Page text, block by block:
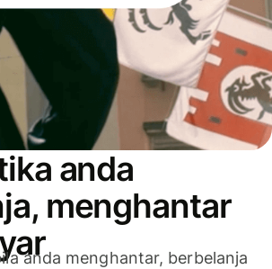
anda
menghantar
anda menghantar, berbelanja